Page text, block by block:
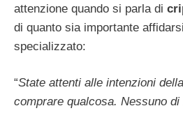
attenzione quando si parla di
di quanto sia importante
specializzato:
“State attenti alle intenzioni
comprare qualcosa. Nessuno